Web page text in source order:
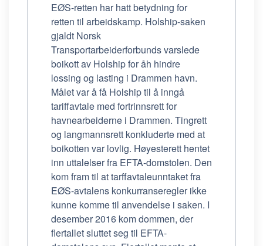
EØS-retten har hatt betydning for
retten til arbeidskamp. Holship-saken
gjaldt Norsk
Transportarbeiderforbunds varslede
boikott av Holship for åh hindre
lossing og lasting i Drammen havn.
Målet var å få Holship til å inngå
tariffavtale med fortrinnsrett for
havnearbeiderne i Drammen. Tingrett
og langmannsrett konkluderte med at
boikotten var lovlig. Høyesterett hentet
inn uttalelser fra EFTA-domstolen. Den
kom fram til at tarffavtaleunntaket fra
EØS-avtalens konkurranseregler ikke
kunne komme til anvendelse i saken. I
desember 2016 kom dommen, der
flertallet sluttet seg til EFTA-